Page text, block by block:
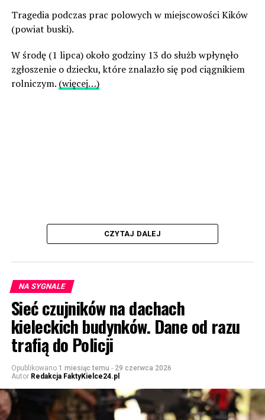
Tragedia podczas prac polowych w miejscowości Kików
(powiat buski).
W środę (1 lipca) około godziny 13 do służb wpłynęło
zgłoszenie o dziecku, które znalazło się pod ciągnikiem
rolniczym. (więcej…)
CZYTAJ DALEJ
NA SYGNALE
Sieć czujników na dachach
kieleckich budynków. Dane od razu
trafią do Policji
Opublikowano 1 miesiąc temu - 29 czerwca 2026
Autor Redakcja FaktyKielce24.pl